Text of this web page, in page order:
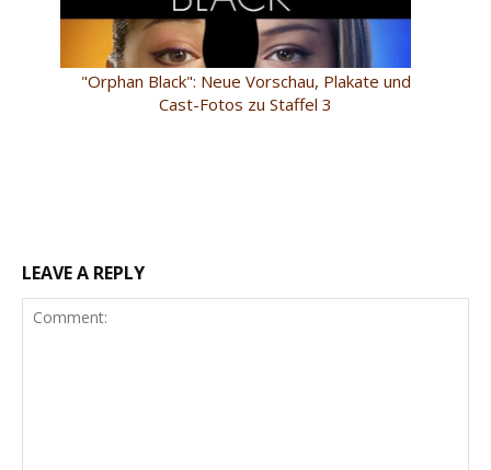
"Orphan Black": Neue Vorschau, Plakate und
Cast-Fotos zu Staffel 3
LEAVE A REPLY